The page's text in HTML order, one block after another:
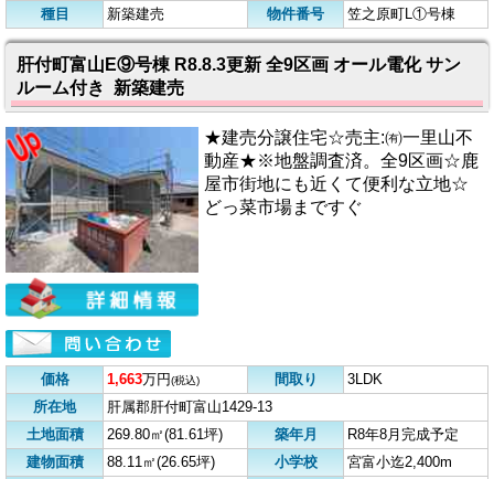
種目
新築建売 物件番号 笠之原町L①号棟
肝付町富山E⑨号棟 R8.8.3更新 全9区画 オール電化 サン
ルーム付き 新築建売
★建売分譲住宅☆売主:㈲一里山不
動産★※地盤調査済。全9区画☆鹿
屋市街地にも近くて便利な立地☆
どっ菜市場まですぐ
価格 1,663万円(税込) 間取り
3LDK
所在地
肝属郡肝付町富山1429-13
土地面積
269.80㎡(81.61坪) 築年月
R8年8月完成予定
建物面積
88.11㎡(26.65坪) 小学校
宮富小迄2,400m